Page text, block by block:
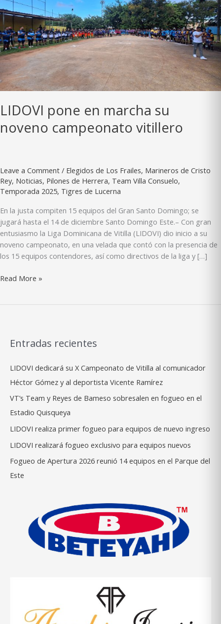
LIDOVI pone en marcha su
noveno campeonato vitillero
Leave a Comment / Elegidos de Los Frailes, Marineros de Cristo
Rey, Noticias, Pilones de Herrera, Team Villa Consuelo,
Temporada 2025, Tigres de Lucerna
En la justa compiten 15 equipos del Gran Santo Domingo; se
jugará hasta el 14 de diciembre Santo Domingo Este.– Con gran
entusiasmo la Liga Dominicana de Vitilla (LIDOVI) dio inicio a su
noveno campeonato, en una velada que contó con la presencia de
los 15 equipos contendores, así como directivos de la liga y […]
LIDOVI
campeonato
Read More »
Entradas recientes
LIDOVI dedicará su X Campeonato de Vitilla al comunicador
Héctor Gómez y al deportista Vicente Ramírez
VT’s Team y Reyes de Bameso sobresalen en fogueo en el
Estadio Quisqueya
LIDOVI realiza primer fogueo para equipos de nuevo ingreso
LIDOVI realizará fogueo exclusivo para equipos nuevos
Fogueo de Apertura 2026 reunió 14 equipos en el Parque del
Este